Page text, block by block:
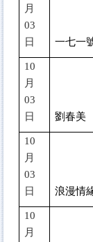
月
03
日
一七一
10
月
03
日
劉春美
10
月
03
日
浪漫情
10
月